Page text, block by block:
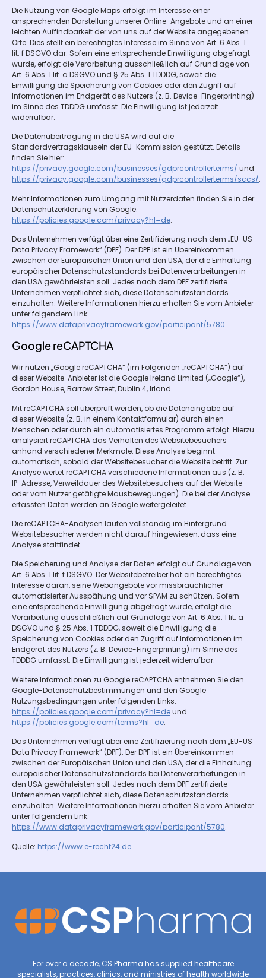
Die Nutzung von Google Maps erfolgt im Interesse einer
ansprechenden Darstellung unserer Online-Angebote und an einer
leichten Auffindbarkeit der von uns auf der Website angegebenen
Orte. Dies stellt ein berechtigtes Interesse im Sinne von Art. 6 Abs. 1
lit. f DSGVO dar. Sofern eine entsprechende Einwilligung abgefragt
wurde, erfolgt die Verarbeitung ausschließlich auf Grundlage von
Art. 6 Abs. 1 lit. a DSGVO und § 25 Abs. 1 TDDDG, soweit die
Einwilligung die Speicherung von Cookies oder den Zugriff auf
Informationen im Endgerät des Nutzers (z. B. Device-Fingerprinting)
im Sinne des TDDDG umfasst. Die Einwilligung ist jederzeit
widerrufbar.
Die Datenübertragung in die USA wird auf die
Standardvertragsklauseln der EU-Kommission gestützt. Details
finden Sie hier:
https://privacy.google.com/businesses/gdprcontrollerterms/ und
https://privacy.google.com/businesses/gdprcontrollerterms/sccs/.
Mehr Informationen zum Umgang mit Nutzerdaten finden Sie in der
Datenschutzerklärung von Google:
https://policies.google.com/privacy?hl=de.
Das Unternehmen verfügt über eine Zertifizierung nach dem „EU-US
Data Privacy Framework“ (DPF). Der DPF ist ein Übereinkommen
zwischen der Europäischen Union und den USA, der die Einhaltung
europäischer Datenschutzstandards bei Datenverarbeitungen in
den USA gewährleisten soll. Jedes nach dem DPF zertifizierte
Unternehmen verpflichtet sich, diese Datenschutzstandards
einzuhalten. Weitere Informationen hierzu erhalten Sie vom Anbieter
unter folgendem Link:
https://www.dataprivacyframework.gov/participant/5780.
Google reCAPTCHA
Wir nutzen „Google reCAPTCHA“ (im Folgenden „reCAPTCHA“) auf
dieser Website. Anbieter ist die Google Ireland Limited („Google“),
Gordon House, Barrow Street, Dublin 4, Irland.
Mit reCAPTCHA soll überprüft werden, ob die Dateneingabe auf
dieser Website (z. B. in einem Kontaktformular) durch einen
Menschen oder durch ein automatisiertes Programm erfolgt. Hierzu
analysiert reCAPTCHA das Verhalten des Websitebesuchers
anhand verschiedener Merkmale. Diese Analyse beginnt
automatisch, sobald der Websitebesucher die Website betritt. Zur
Analyse wertet reCAPTCHA verschiedene Informationen aus (z. B.
IP-Adresse, Verweildauer des Websitebesuchers auf der Website
oder vom Nutzer getätigte Mausbewegungen). Die bei der Analyse
erfassten Daten werden an Google weitergeleitet.
Die reCAPTCHA-Analysen laufen vollständig im Hintergrund.
Websitebesucher werden nicht darauf hingewiesen, dass eine
Analyse stattfindet.
Die Speicherung und Analyse der Daten erfolgt auf Grundlage von
Art. 6 Abs. 1 lit. f DSGVO. Der Websitebetreiber hat ein berechtigtes
Interesse daran, seine Webangebote vor missbräuchlicher
automatisierter Ausspähung und vor SPAM zu schützen. Sofern
eine entsprechende Einwilligung abgefragt wurde, erfolgt die
Verarbeitung ausschließlich auf Grundlage von Art. 6 Abs. 1 lit. a
DSGVO und § 25 Abs. 1 TDDDG, soweit die Einwilligung die
Speicherung von Cookies oder den Zugriff auf Informationen im
Endgerät des Nutzers (z. B. Device-Fingerprinting) im Sinne des
TDDDG umfasst. Die Einwilligung ist jederzeit widerrufbar.
Weitere Informationen zu Google reCAPTCHA entnehmen Sie den
Google-Datenschutzbestimmungen und den Google
Nutzungsbedingungen unter folgenden Links:
https://policies.google.com/privacy?hl=deund
https://policies.google.com/terms?hl=de.
Das Unternehmen verfügt über eine Zertifizierung nach dem „EU-US
Data Privacy Framework“ (DPF). Der DPF ist ein Übereinkommen
zwischen der Europäischen Union und den USA, der die Einhaltung
europäischer Datenschutzstandards bei Datenverarbeitungen in
den USA gewährleisten soll. Jedes nach dem DPF zertifizierte
Unternehmen verpflichtet sich, diese Datenschutzstandards
einzuhalten. Weitere Informationen hierzu erhalten Sie vom Anbieter
unter folgendem Link:
https://www.dataprivacyframework.gov/participant/5780.
Quelle: https://www.e-recht24.de
For over a decade, CS Pharma has supplied healthcare
specialists, practices, clinics, and ministries of health worldwide